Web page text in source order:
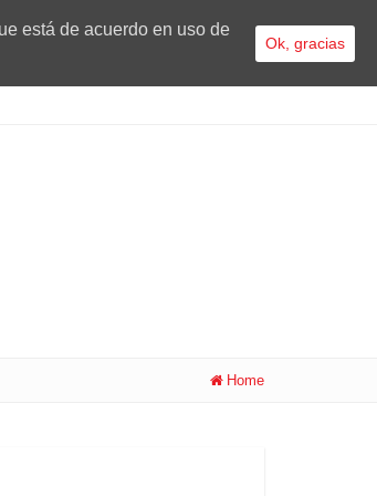
Home
está de acuerdo en uso de
Ok, gracias